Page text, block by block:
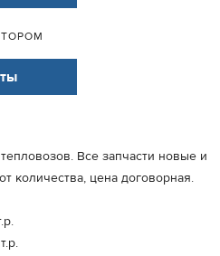
Все запчасти новые и
количества, цена договорная.